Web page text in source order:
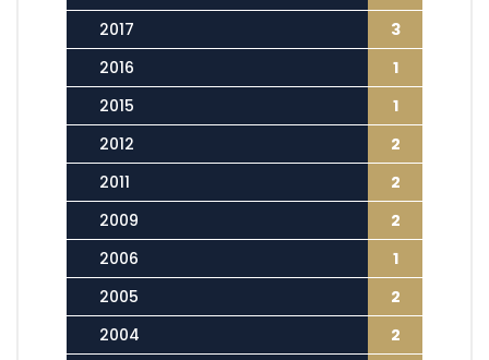
2017
3
2016
1
2015
1
2012
2
2011
2
2009
2
2006
1
2005
2
2004
2